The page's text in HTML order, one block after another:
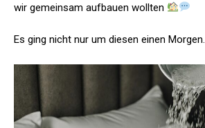
wir gemeinsam aufbauen wollten
Es ging nicht nur um diesen einen Morgen.